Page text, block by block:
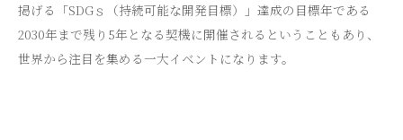
掲げる「SDGｓ（持続可能な開発目標）」達成の目標年である
2030年まで残り5年となる契機に開催されるということもあり、
世界から注目を集める一大イベントになります。